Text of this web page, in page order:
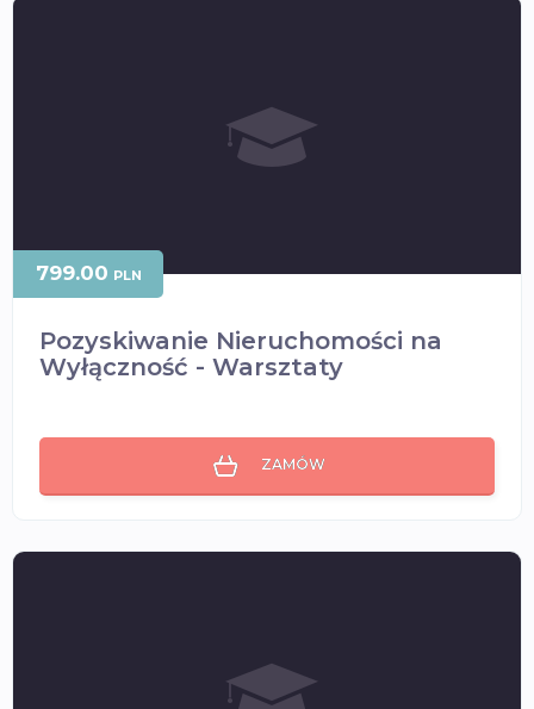
Pozyskiwanie Nieruchomości na
Wyłączność - Warsztaty
799.00 PLN
ZAMÓW